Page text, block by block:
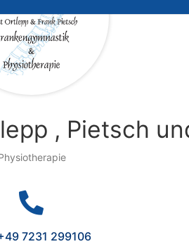
, Pietsch

7231 299106